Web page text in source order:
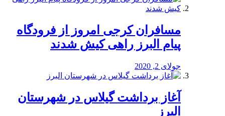
مسافران کرجی امروز از فرودگاه
پیام البرز راهی کیش شدند
جولای 2, 2020
آغاز برداشت گیلاس در شهرستان
البرز